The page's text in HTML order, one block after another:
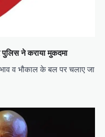
ने कराया मुकदमा
व भौकाल के बल पर चलाए जा